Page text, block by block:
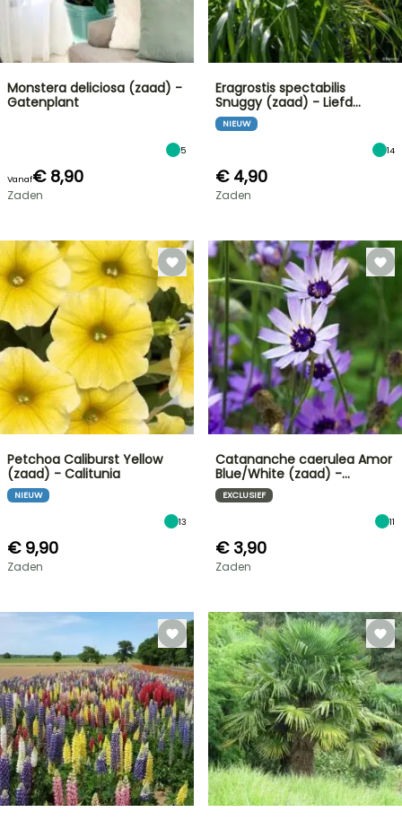
Monstera deliciosa (zaad) -
Gatenplant
5
Vanaf€ 8,90
Zaden
Eragrostis spectabilis
Snuggy (zaad) - Liefd…
NIEUW
14
€ 4,90
Zaden
Petchoa Caliburst Yellow
(zaad) - Calitunia
NIEUW
13
€ 9,90
Zaden
Catananche caerulea Amor
Blue/White (zaad) -…
EXCLUSIEF
11
€ 3,90
Zaden